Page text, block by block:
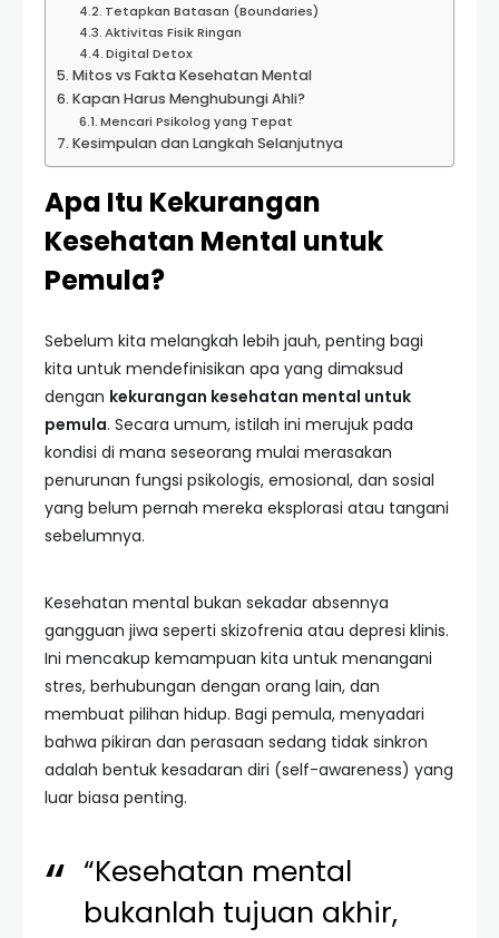
Tetapkan Batasan (Boundaries)
Aktivitas Fisik Ringan
Digital Detox
Mitos vs Fakta Kesehatan Mental
Kapan Harus Menghubungi Ahli?
Mencari Psikolog yang Tepat
Kesimpulan dan Langkah Selanjutnya
Apa Itu Kekurangan
Kesehatan Mental untuk
Pemula?
Sebelum kita melangkah lebih jauh, penting bagi
kita untuk mendefinisikan apa yang dimaksud
dengan kekurangan kesehatan mental untuk
pemula. Secara umum, istilah ini merujuk pada
kondisi di mana seseorang mulai merasakan
penurunan fungsi psikologis, emosional, dan sosial
yang belum pernah mereka eksplorasi atau tangani
sebelumnya.
Kesehatan mental bukan sekadar absennya
gangguan jiwa seperti skizofrenia atau depresi klinis.
Ini mencakup kemampuan kita untuk menangani
stres, berhubungan dengan orang lain, dan
membuat pilihan hidup. Bagi pemula, menyadari
bahwa pikiran dan perasaan sedang tidak sinkron
adalah bentuk kesadaran diri (self-awareness) yang
luar biasa penting.
“Kesehatan mental
bukanlah tujuan akhir,